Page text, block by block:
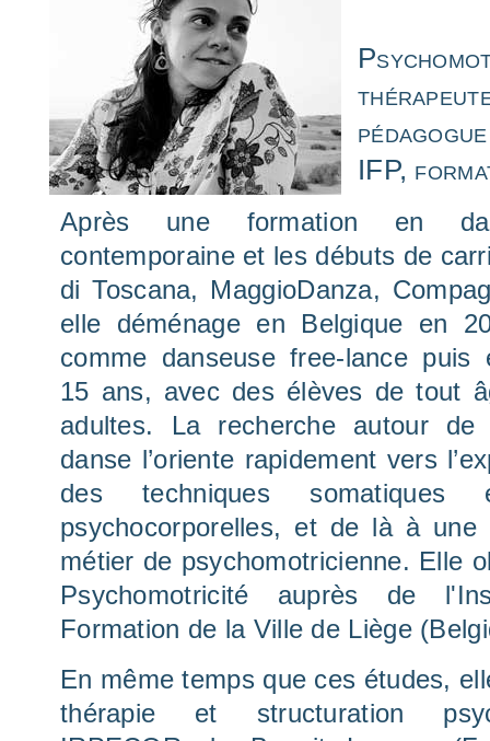
IFP,
Après une formation en
contemporaine et les débuts de
di Toscana, MaggioDanza,
elle déménage en Belgique en
comme danseuse free-lance puis
15 ans, avec des élèves de tout
adultes. La recherche autour
danse l’oriente rapidement vers
des techniques
psychocorporelles, et de là à une
métier de psychomotricienne. Elle
Psychomotricité auprès de
Formation de la Ville de Liège
En même temps que ces études,
thérapie et structuration